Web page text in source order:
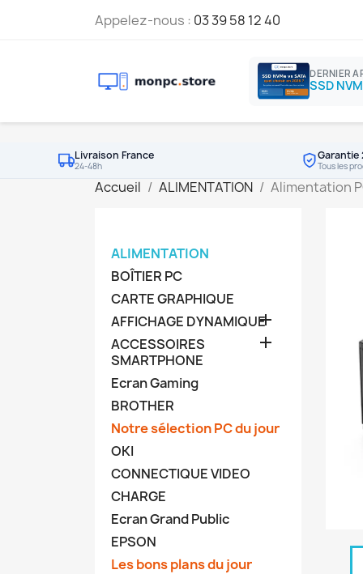
Appelez-nous : 03 39 58 12 40
DERNIER
Livraison France
24-48h
Garantie
Tous les
Accueil ALIMENTATION Alimentation
ALIMENTATION
BOÎTIER PC
CARTE GRAPHIQUE
AFFICHAGE DYNAMIQUE

ACCESSOIRES
SMARTPHONE

Ecran Gaming
BROTHER
Notre sélection PC du jour
OKI
CONNECTIQUE VIDEO
CHARGE
Ecran Grand Public
EPSON
Les bons plans du jour